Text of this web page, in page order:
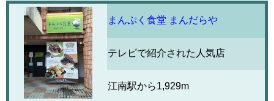
まんぷく食堂 まんだらや
テレビで紹介された人気店
江南駅から1,929m